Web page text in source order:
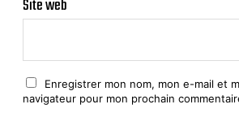
Site web
Enregistrer mon nom, mon e-mail et
navigateur pour mon prochain